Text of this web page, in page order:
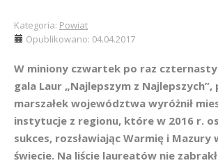
Kategoria: Powiat
Opublikowano: 04.04.2017
W miniony czwartek po raz czternasty
gala Laur „Najlepszym z
marszałek województwa wyróżnił
instytucje z regionu, które w 2016 r.
sukces, rozsławiając Warmię i Mazury
świecie. Na liście laureatów nie